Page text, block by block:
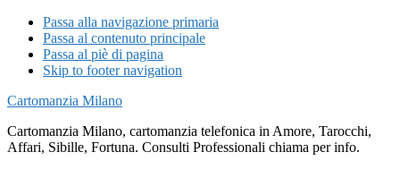
Passa alla navigazione primaria
Passa al contenuto principale
Passa al piè di pagina
Skip to footer navigation
Cartomanzia Milano
Cartomanzia Milano, cartomanzia telefonica in Amore, Tarocchi,
Affari, Sibille, Fortuna. Consulti Professionali chiama per info.